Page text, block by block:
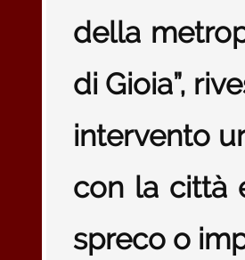
della
di Gioia”,
intervento
con la città
spreco o